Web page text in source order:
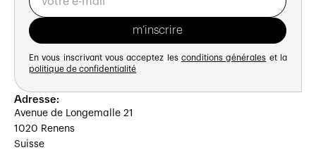
En vous inscrivant vous acceptez les conditions générales et la
politique de confidentialité
Adresse:
Avenue de Longemalle 21
1020 Renens
Suisse